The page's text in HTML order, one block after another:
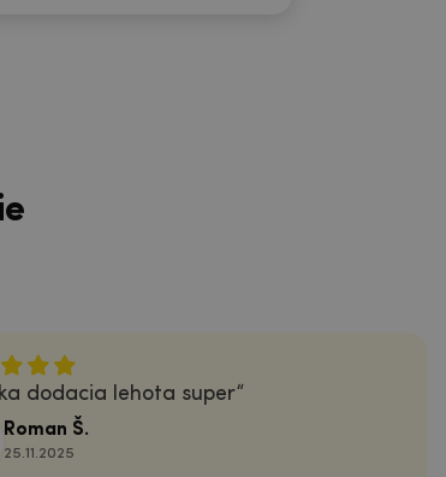
dodacia lehota super
Roman Š.
25.11.2025